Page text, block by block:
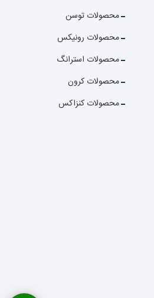
محصولات توسن
محصولات رونیکس
محصولات استرانگ
محصولات کرون
محصولات کنزاکس